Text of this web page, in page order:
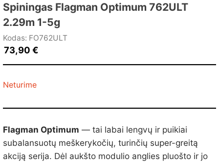
Spiningas Flagman Optimum 762ULT
2.29m 1-5g
Kodas: FO762ULT
73,90 €
Neturime
Flagman Optimum — tai labai lengvų ir puikiai
subalansuotų meškerykočių, turinčių super-greitą
akciją serija. Dėl aukšto modulio anglies pluošto ir jo